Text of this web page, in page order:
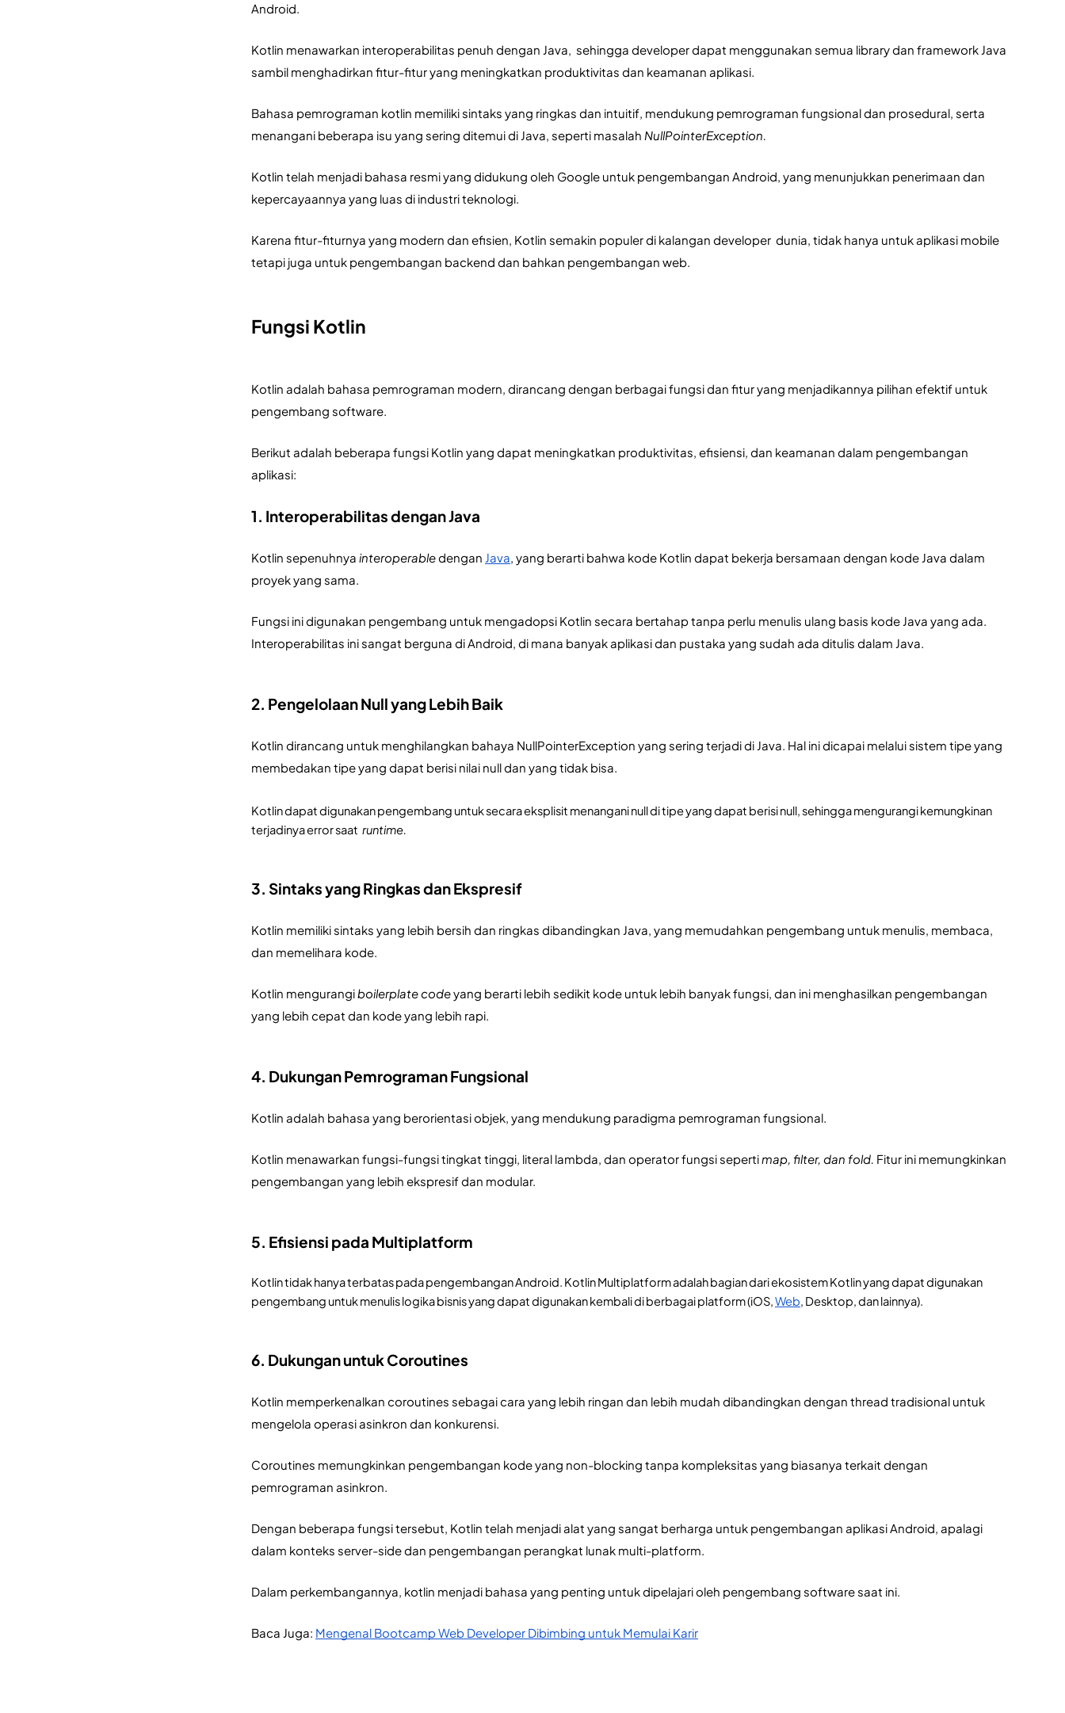
Android.
Kotlin menawarkan interoperabilitas penuh dengan Java,  sehingga developer dapat menggunakan semua library dan framework Java
sambil menghadirkan fitur-fitur yang meningkatkan produktivitas dan keamanan aplikasi.
Bahasa pemrograman kotlin memiliki sintaks yang ringkas dan intuitif, mendukung pemrograman fungsional dan prosedural, serta
menangani beberapa isu yang sering ditemui di Java, seperti masalah NullPointerException.
Kotlin telah menjadi bahasa resmi yang didukung oleh Google untuk pengembangan Android, yang menunjukkan penerimaan dan
kepercayaannya yang luas di industri teknologi.
Karena fitur-fiturnya yang modern dan efisien, Kotlin semakin populer di kalangan developer  dunia, tidak hanya untuk aplikasi mobile
tetapi juga untuk pengembangan backend dan bahkan pengembangan web.
Fungsi Kotlin
Kotlin adalah bahasa pemrograman modern, dirancang dengan berbagai fungsi dan fitur yang menjadikannya pilihan efektif untuk
pengembang software.
Berikut adalah beberapa fungsi Kotlin yang dapat meningkatkan produktivitas, efisiensi, dan keamanan dalam pengembangan
aplikasi:
1. Interoperabilitas dengan Java
Kotlin sepenuhnya interoperable dengan Java, yang berarti bahwa kode Kotlin dapat bekerja bersamaan dengan kode Java dalam
proyek yang sama.
Fungsi ini digunakan pengembang untuk mengadopsi Kotlin secara bertahap tanpa perlu menulis ulang basis kode Java yang ada.
Interoperabilitas ini sangat berguna di Android, di mana banyak aplikasi dan pustaka yang sudah ada ditulis dalam Java.
2. Pengelolaan Null yang Lebih Baik
Kotlin dirancang untuk menghilangkan bahaya NullPointerException yang sering terjadi di Java. Hal ini dicapai melalui sistem tipe yang
membedakan tipe yang dapat berisi nilai null dan yang tidak bisa.
Kotlin dapat digunakan pengembang untuk secara eksplisit menangani null di tipe yang dapat berisi null, sehingga mengurangi kemungkinan
terjadinya error saat runtime.
3. Sintaks yang Ringkas dan Ekspresif
Kotlin memiliki sintaks yang lebih bersih dan ringkas dibandingkan Java, yang memudahkan pengembang untuk menulis, membaca,
dan memelihara kode.
Kotlin mengurangi boilerplate code yang berarti lebih sedikit kode untuk lebih banyak fungsi, dan ini menghasilkan pengembangan
yang lebih cepat dan kode yang lebih rapi.
4. Dukungan Pemrograman Fungsional
Kotlin adalah bahasa yang berorientasi objek, yang mendukung paradigma pemrograman fungsional.
Kotlin menawarkan fungsi-fungsi tingkat tinggi, literal lambda, dan operator fungsi seperti map, filter, dan fold. Fitur ini memungkinkan
pengembangan yang lebih ekspresif dan modular.
5. Efisiensi pada Multiplatform
Kotlin tidak hanya terbatas pada pengembangan Android. Kotlin Multiplatform adalah bagian dari ekosistem Kotlin yang dapat digunakan
pengembang untuk menulis logika bisnis yang dapat digunakan kembali di berbagai platform (iOS, Web, Desktop, dan lainnya).
6. Dukungan untuk Coroutines
Kotlin memperkenalkan coroutines sebagai cara yang lebih ringan dan lebih mudah dibandingkan dengan thread tradisional untuk
mengelola operasi asinkron dan konkurensi.
Coroutines memungkinkan pengembangan kode yang non-blocking tanpa kompleksitas yang biasanya terkait dengan
pemrograman asinkron.
Dengan beberapa fungsi tersebut, Kotlin telah menjadi alat yang sangat berharga untuk pengembangan aplikasi Android, apalagi
dalam konteks server-side dan pengembangan perangkat lunak multi-platform.
Dalam perkembangannya, kotlin menjadi bahasa yang penting untuk dipelajari oleh pengembang software saat ini.
Baca Juga: Mengenal Bootcamp Web Developer Dibimbing untuk Memulai Karir